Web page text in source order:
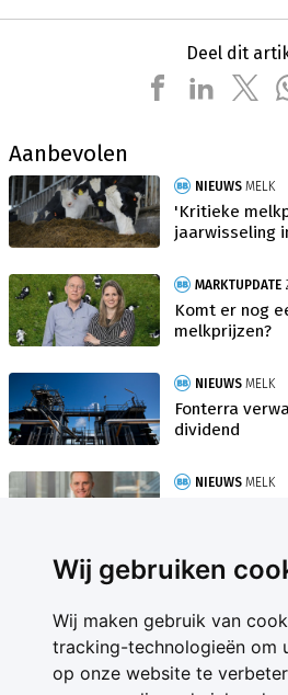
Wij gebruiken
Wij maken gebruik van
tracking-technologieën om
op onze website te
Deel dit
Aanbevolen
NIEUWS MELK
'Kritieke
jaarwisseling
MARKTUPDATE
Komt er nog
melkprijzen?
NIEUWS MELK
Fonterra
dividend
NIEUWS MELK